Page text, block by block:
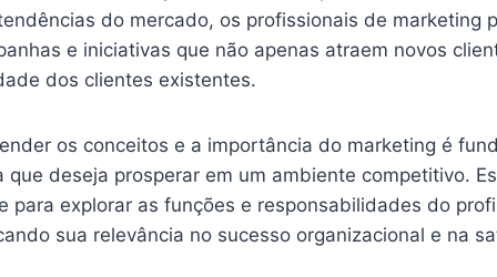
do mercado, os profissionais de marketing
e iniciativas que não apenas atraem novos
dos clientes existentes.
os conceitos e a importância do marketing é
que deseja prosperar em um ambiente competitivo.
para explorar as funções e responsabilidades do
sua relevância no sucesso organizacional e na